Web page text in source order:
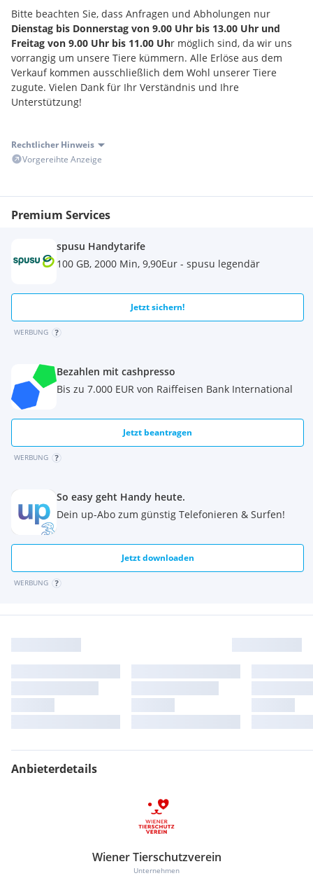
Bitte beachten Sie, dass Anfragen und Abholungen nur
Dienstag bis Donnerstag von 9.00 Uhr bis 13.00 Uhr und
Freitag von 9.00 Uhr bis 11.00 Uhr möglich sind, da wir uns
vorrangig um unsere Tiere kümmern. Alle Erlöse aus dem
Verkauf kommen ausschließlich dem Wohl unserer Tiere
zugute. Vielen Dank für Ihr Verständnis und Ihre
Unterstützung!
Rechtlicher Hinweis
Vorgereihte Anzeige
Premium Services
spusu Handytarife
100 GB, 2000 Min, 9,90Eur - spusu legendär
Jetzt sichern!
WERBUNG
Bezahlen mit cashpresso
Bis zu 7.000 EUR von Raiffeisen Bank International
Jetzt beantragen
WERBUNG
So easy geht Handy heute.
Dein up-Abo zum günstig Telefonieren & Surfen!
Jetzt downloaden
WERBUNG
Anbieterdetails
Wiener Tierschutzverein
Unternehmen